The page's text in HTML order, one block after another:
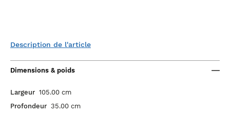
Description de l'article
Dimensions & poids
Largeur 105.00 cm
Profondeur 35.00 cm